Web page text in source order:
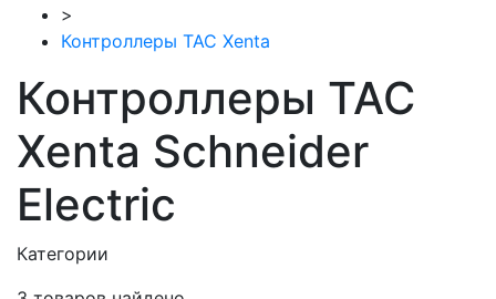
>
Контроллеры ТАС Xenta
Контроллеры ТАС
Xenta Schneider
Electric
Категории